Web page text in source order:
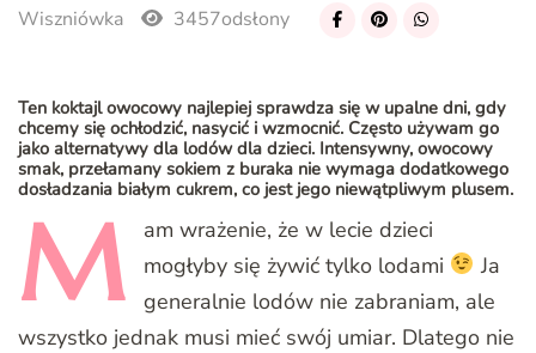
Wiszniówka 3457odsłony
Ten koktajl owocowy najlepiej sprawdza się w upalne dni, gdy
chcemy się ochłodzić, nasycić i wzmocnić. Często używam go
jako alternatywy dla lodów dla dzieci. Intensywny, owocowy
smak, przełamany sokiem z buraka nie wymaga dodatkowego
dosładzania białym cukrem, co jest jego niewątpliwym plusem.
M am wrażenie, że w lecie dzieci
mogłyby się żywić tylko lodami
Ja
generalnie lodów nie zabraniam, ale
wszystko jednak musi mieć swój umiar. Dlatego nie